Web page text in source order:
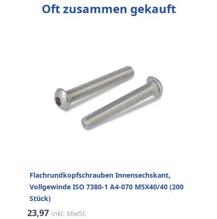
Oft zusammen gekauft
Flachrundkopfschrauben Innensechskant,
Vollgewinde ISO 7380-1 A4-070 M5X40/40 (200
Stück)
23,97 inkl. MwSt.